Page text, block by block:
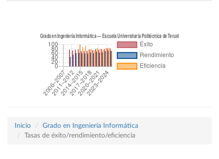
Inicio
Grado en Ingeniería Informática
Tasas de éxito/rendimiento/eficiencia